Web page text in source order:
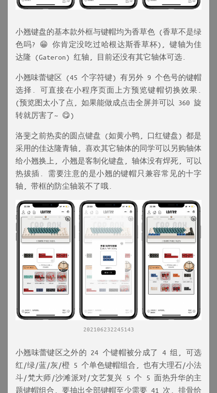
小翘键盘的基本款外框与键帽均为香草色 (香草不是绿
色吗? 😁 你肯定没吃过哈根达斯香草杯), 键轴为佳
达隆 (Gateron) 红轴, 目前还没有其它轴体可选.
小翘味蕾键区 (45 个字符键) 有另外 9 个色号的键帽
选择. 可直接在小程序页面上方预览键帽切换效果.
(预览图太小了点, 如果能做成点击全屏并可以 360 旋
转就厉害了~ 😋)
洛斐之前热卖的圆点键盘 (如黄小鸭, 口红键盘) 都是
采用的佳达隆青轴, 喜欢其它轴体的同学可以另购轴体
给小翘换上, 小翘是客制化键盘, 轴体没有焊死, 可以
热拔插. 需要注意的是小翘的键帽只兼容常见的十字
轴, 带框的防尘轴装不了哦.
202106232245143
小翘味蕾键区之外的 24 个键帽被分成了 4 组, 可选
红/绿/蓝/灰/橙 5 个单色键帽组合, 也有大理石/小法
斗/梵大师/沙滩派对/文艺复兴 5 个 5 面热升华的主
题键帽组合. 要抽出全部键帽至少需要 41 次. 排骨给